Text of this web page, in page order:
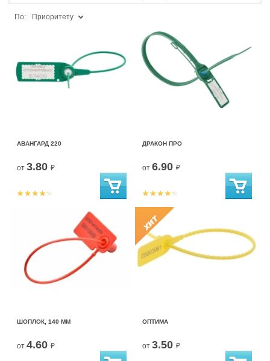
По: Приоритету
АВАНГАРД 220
от 3.80 ₽
ДРАКОН ПРО
от 6.90 ₽
ШОПЛОК, 140 ММ
от 4.60 ₽
ОПТИМА
от 3.50 ₽